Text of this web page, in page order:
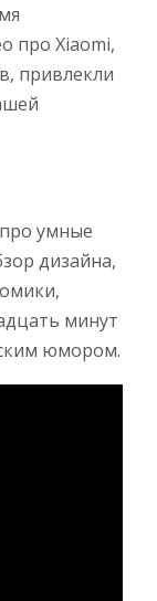
про Xiaomi,
привлекли
умные
дизайна,
минут
юмором.